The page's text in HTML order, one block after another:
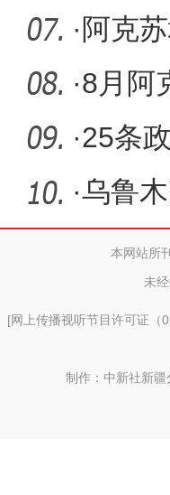
再“求”
· 阿克
并网发
·8月阿
·25条
健康发
·乌鲁
本网站所
未
[网上传播视听节目许可证（
制作：中新社